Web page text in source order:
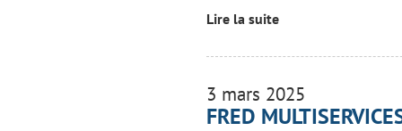
Lire la suite
3 mars 2025
FRED